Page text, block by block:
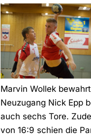
Marvin Wollek
Neuzugang Nick Epp
auch sechs Tore.
von 16:9 schien die